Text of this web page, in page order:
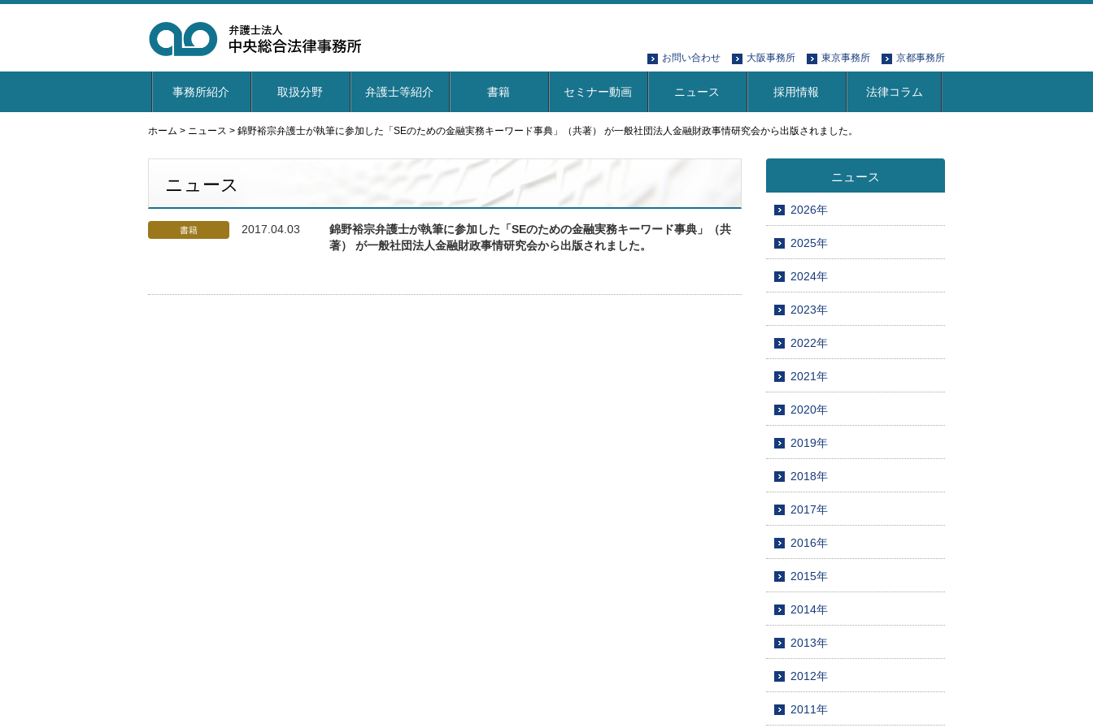
お問い合わせ 大阪事務所 東京事務所 京都事務所
事務所紹介 取扱分野 弁護士等紹介 書籍 セミナー動画 ニュース 採用情報 法律コラム
ホーム > ニュース > 錦野裕宗弁護士が執筆に参加した「SEのための金融実務キーワード事典」（共著） が一般社団法人金融財政事情研究会から出版されました。
ニュース
書籍 2017.04.03
錦野裕宗弁護士が執筆に参加した「SEのための金融実務キーワード事典」（共
著） が一般社団法人金融財政事情研究会から出版されました。
ニュース
2026年
2025年
2024年
2023年
2022年
2021年
2020年
2019年
2018年
2017年
2016年
2015年
2014年
2013年
2012年
2011年